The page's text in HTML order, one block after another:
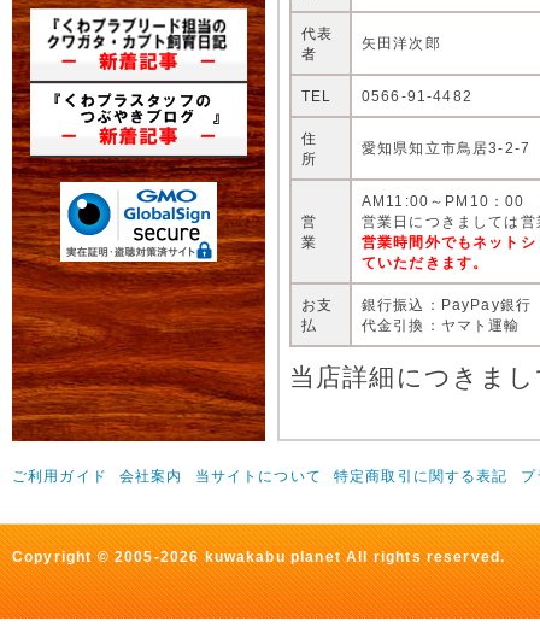
代表
者
矢田洋次郎
TEL 0566-91-4482
住
所
愛知県知立市鳥居3-2-7
営
業
AM11:00～PM10：00
営業日につきましては
営業時間外でもネット
ていただきます。
お支
払
銀行振込：PayPay銀行
代金引換：ヤマト運輸
当店詳細につきま
ご利用ガイド 会社案内 当サイトについて 特定商取引に関する表記 プ
Copyright © 2005-2026 kuwakabu planet All rights reserved.